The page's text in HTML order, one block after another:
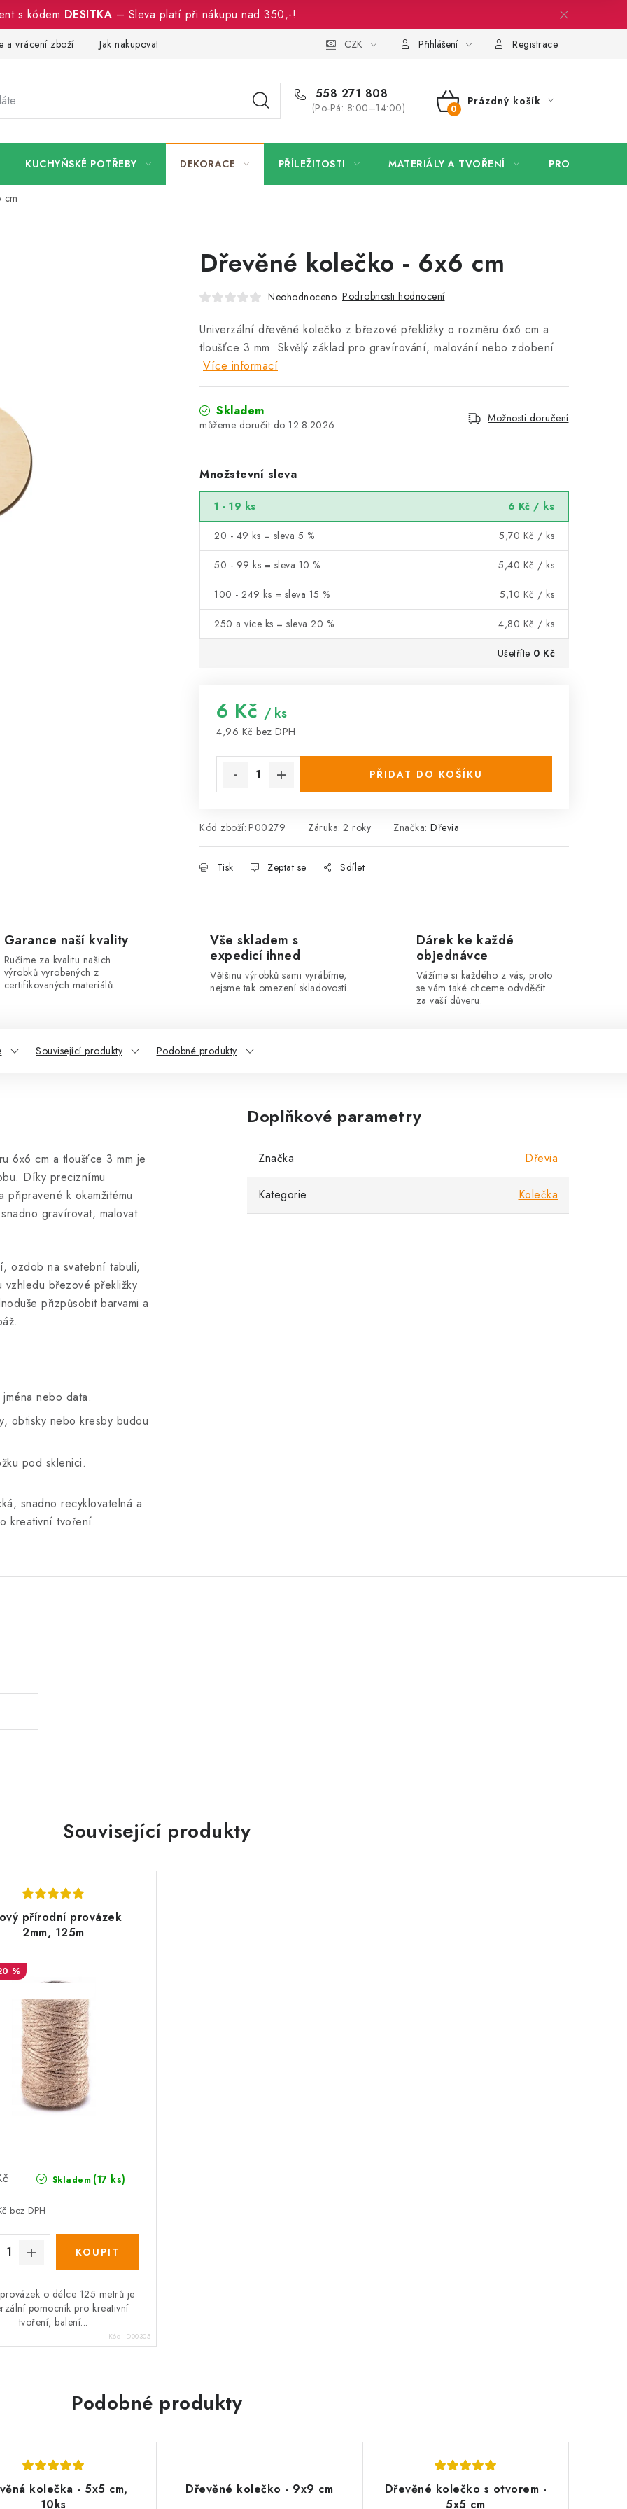
s kódem DESITKA – Sleva platí při nákupu nad 350,-!
a vrácení zboží Jak nakupovat Pro firmy Velkoobchod Kontakt
CZK Přihlášení Registrace
558 271 808
(Po-Pá: 8:00–14:00)
NÁKUPNÍ
Prázdný košík
KUCHYŇSKÉ POTŘEBY DEKORACE PŘÍLEŽITOSTI MATERIÁLY A TVOŘENÍ PRO FIRMY
cm
Dřevěné kolečko - 6x6 cm
Neohodnoceno Podrobnosti hodnocení
Univerzální dřevěné kolečko z březové překližky o rozměru 6x6 cm a
tloušťce 3 mm. Skvělý základ pro gravírování, malování nebo zdobení.
Více informací
Skladem
12.8.2026 Možnosti doručení
Množstevní sleva
1 - 19 ks 6 Kč / ks
20 - 49 ks = sleva 5 % 5,70 Kč / ks
50 - 99 ks = sleva 10 % 5,40 Kč / ks
100 - 249 ks = sleva 15 % 5,10 Kč / ks
250 a více ks = sleva 20 % 4,80 Kč / ks
Ušetříte 0 Kč
6 Kč / ks
4,96 Kč bez DPH
PŘIDAT DO KOŠÍKU
Kód zboží: P00279 Záruka: 2 roky Značka: Dřevia
Tisk Zeptat se Sdílet
Garance naší kvality
Ručíme za kvalitu našich
výrobků vyrobených z
certifikovaných materiálů.
Vše skladem s
expedicí ihned
Většinu výrobků sami vyrábíme,
nejsme tak omezení skladovostí.
Dárek ke každé
objednávce
Vážíme si každého z vás, proto
se vám také chceme odvděčit
za vaší důveru.
Související produkty Podobné produkty
6x6 cm a tloušťce 3 mm je
Díky preciznímu
k okamžitému
gravírovat, malovat
ozdob na svatební tabuli,
březové překližky
přizpůsobit barvami a
nebo data.
obtisky nebo kresby budou
pod sklenici.
snadno recyklovatelná a
kreativní tvoření.
Doplňkové parametry
Značka Dřevia
Kategorie Kolečka
Související produkty
přírodní provázek
2mm, 125m
%
Skladem (17 ks)
bez DPH
provázek o délce 125 metrů je
pomocník pro kreativní
tvoření, balení...
Kód: D00305
Podobné produkty
kolečka - 5x5 cm,
10ks
Dřevěné kolečko - 9x9 cm
Dřevěné kolečko s otvorem -
5x5 cm